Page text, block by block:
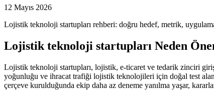
12 Mayıs 2026
Lojistik teknoloji startupları rehberi: doğru hedef, metrik,
Lojistik teknoloji startupları Neden
Lojistik teknoloji startupları, lojistik, e-ticaret ve tedarik zinciri
yoğunluğu ve ihracat trafiği lojistik teknolojileri için doğal test
çerçeve kurulduğunda ekip daha az deneme yanılma yaşar,